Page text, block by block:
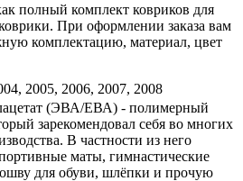
полный комплект ковриков для
При оформлении заказа вам
комплектацию, материал, цвет
2005, 2006, 2007, 2008
(ЭВА/ЕВА) - полимерный
зарекомендовал себя во многих
В частности из него
маты, гимнастические
для обуви, шлёпки и прочую